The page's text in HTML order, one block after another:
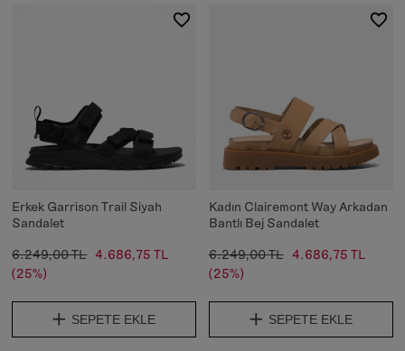
Erkek Garrison Trail Siyah
Sandalet
6.249,00 TL 4.686,75 TL
(25%)
SEPETE EKLE
Kadın Clairemont Way Arkadan
Bantlı Bej Sandalet
6.249,00 TL 4.686,75 TL
(25%)
SEPETE EKLE